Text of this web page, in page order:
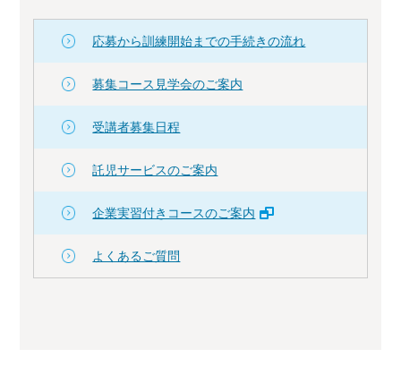
応募から訓練開始までの手続きの流れ
募集コース見学会のご案内
受講者募集日程
託児サービスのご案内
企業実習付きコースのご案内
よくあるご質問